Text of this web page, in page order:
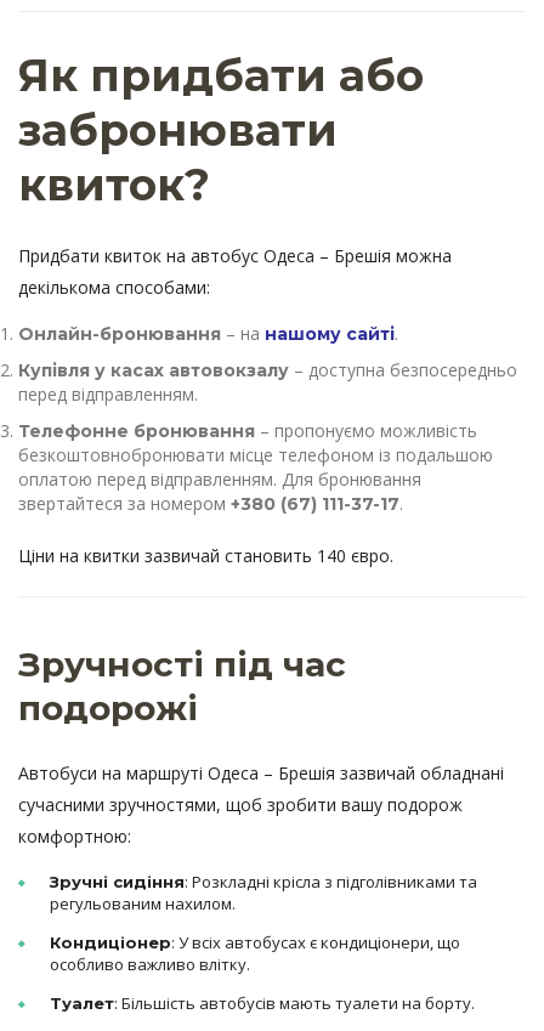
Як придбати або
забронювати
квиток?
Придбати квиток на автобус Одеса – Брешія можна
декількома способами:
Онлайн-бронювання – на нашому сайті.
Купівля у касах автовокзалу – доступна безпосередньо
перед відправленням.
Телефонне бронювання – пропонуємо можливість
безкоштовнобронювати місце телефоном із подальшою
оплатою перед відправленням. Для бронювання
звертайтеся за номером +380 (67) 111-37-17.
Ціни на квитки зазвичай становить 140 євро.
Зручності під час
подорожі
Автобуси на маршруті Одеса – Брешія зазвичай обладнані
сучасними зручностями, щоб зробити вашу подорож
комфортною:
Зручні сидіння: Розкладні крісла з підголівниками та
регульованим нахилом.
Кондиціонер: У всіх автобусах є кондиціонери, що
особливо важливо влітку.
Туалет: Більшість автобусів мають туалети на борту.